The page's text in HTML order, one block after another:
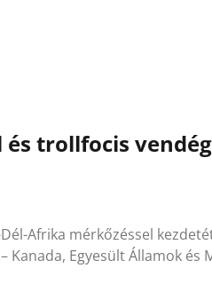
és trollfocis
Afrika mérkőzéssel
Kanada, Egyesült Államok és